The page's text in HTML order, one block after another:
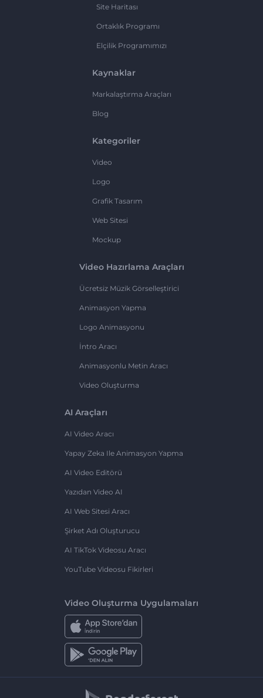
Site Haritası
Ortaklık Programı
Elçilik Programımızı
Kaynaklar
Markalaştırma Araçları
Blog
Kategoriler
Video
Logo
Grafik Tasarım
Web Sitesi
Mockup
Video Hazırlama Araçları
Ücretsiz Müzik Görselleştirici
Animasyon Yapma
Logo Animasyonu
İntro Aracı
Animasyonlu Metin Aracı
Video Oluşturma
AI Araçları
AI Video Aracı
Yapay Zeka Ile Animasyon Yapma
AI Video Editörü
Yazıdan Video AI
AI Web Sitesi Aracı
Şirket Adı Oluşturucu
AI TikTok Videosu Aracı
YouTube Videosu Fikirleri
Video Oluşturma Uygulamaları